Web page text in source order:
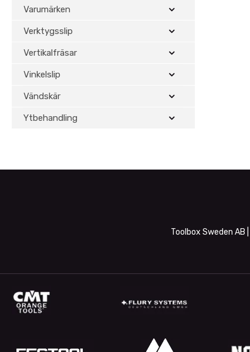
Varumärken
Verktygsslip
Vertikalfräsar
Vinkelslip
Vändskär
Ytbehandling
Toolbox Sweden